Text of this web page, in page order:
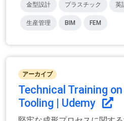
金型設計 プラスチック 英
生産管理 BIM FEM
アーカイブ
Technical Training
Tooling | Udemy